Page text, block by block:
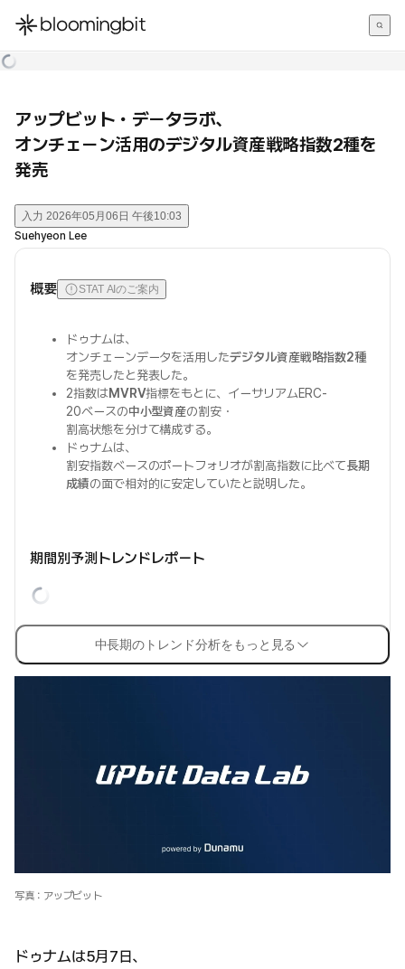
한국어
アップビット・データラボ、
オンチェーン活用のデジタル資産戦略指数2種を
発売
入力 2026年05月06日 午後10:03
Suehyeon Lee
概要 STAT AIのご案内
ドゥナムは、
オンチェーンデータを活用したデジタル資産戦略指数2種
を発売したと発表した。
2指数はMVRV指標をもとに、イーサリアムERC-
20ベースの中小型資産の割安・
割高状態を分けて構成する。
ドゥナムは、
割安指数ベースのポートフォリオが割高指数に比べて長期
成績の面で相対的に安定していたと説明した。
期間別予測トレンドレポート
中長期のトレンド分析をもっと見る
写真：アップビット
ドゥナムは5月7日、